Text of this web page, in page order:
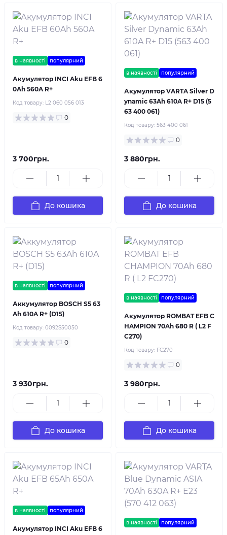
в наявності популярний
Акумулятор INCI Aku EFB 6
0Ah 560A R+
Код товару: L2 060 056 013
0
3 700грн.
До кошика
в наявності популярний
Акумулятор VARTA Silver D
ynamic 63Ah 610A R+ D15 (5
63 400 061)
Код товару: 563 400 061
0
3 880грн.
До кошика
в наявності популярний
Аккумулятор BOSCH S5 63
Ah 610A R+ (D15)
Код товару: 0092S50050
0
3 930грн.
До кошика
в наявності популярний
Акумулятор ROMBAT EFB C
HAMPION 70Ah 680 R ( L2 F
C270)
Код товару: FC270
0
3 980грн.
До кошика
в наявності популярний
Акумулятор INCI Aku EFB 6
в наявності популярний